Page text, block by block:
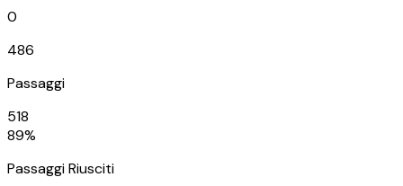
0
486
Passaggi
518
89%
Passaggi Riusciti